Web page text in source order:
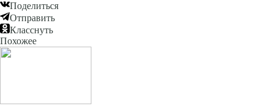
Поделиться
Отправить
Класснуть
Похожее